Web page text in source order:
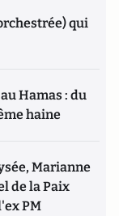
qui
Hamas : du
haine
Marianne
de la Paix
PM